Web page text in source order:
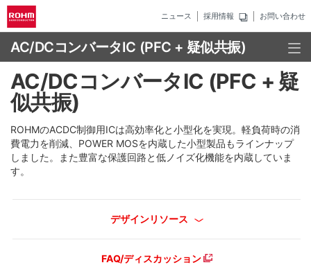
ニュース 採用情報 お問い合わせ
AC/DCコンバータIC (PFC + 疑似共振)
AC/DCコンバータIC (PFC + 疑
似共振)
ROHMのACDC制御用ICは高効率化と小型化を実現。軽負荷時の消
費電力を削減、POWER MOSを内蔵した小型製品もラインナップ
しました。また豊富な保護回路と低ノイズ化機能を内蔵していま
す。
デザインリソース
FAQ/ディスカッション